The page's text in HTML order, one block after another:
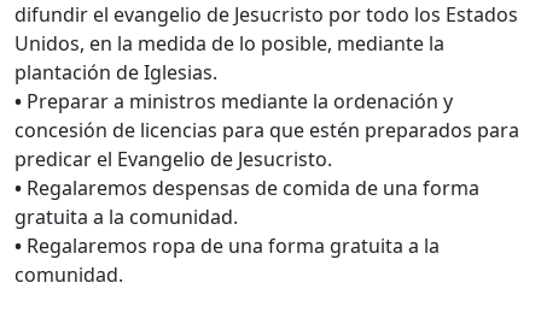
difundir el evangelio de Jesucristo por todo los Estados
Unidos, en la medida de lo posible, mediante la
plantación de Iglesias.
• Preparar a ministros mediante la ordenación y
concesión de licencias para que estén preparados para
predicar el Evangelio de Jesucristo.
• Regalaremos despensas de comida de una forma
gratuita a la comunidad.
• Regalaremos ropa de una forma gratuita a la
comunidad.